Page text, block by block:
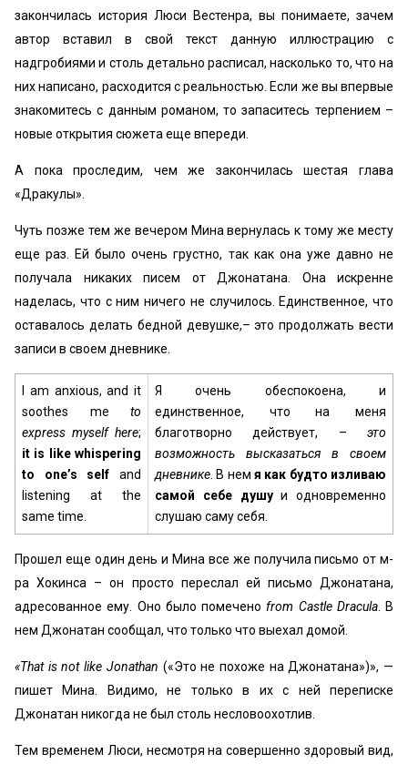
закончилась история Люси Вестенра, вы понимаете, зачем
автор вставил в свой текст данную иллюстрацию с
надгробиями и столь детально расписал, насколько то, что на
них написано, расходится с реальностью. Если же вы впервые
знакомитесь с данным романом, то запаситесь терпением –
новые открытия сюжета еще впереди.
А пока проследим, чем же закончилась шестая глава
«Дракулы».
Чуть позже тем же вечером Мина вернулась к тому же месту
еще раз. Ей было очень грустно, так как она уже давно не
получала никаких писем от Джонатана. Она искренне
наделась, что с ним ничего не случилось. Единственное, что
оставалось делать бедной девушке,– это продолжать вести
записи в своем дневнике.
I am anxious, and it
soothes me to
express myself here;
it is like whispering
to one’s self and
listening at the
same time.
Я очень обеспокоена, и
единственное, что на меня
благотворно действует, – это
возможность высказаться в своем
дневнике . В нем я как будто изливаю
самой себе душуи одновременно
слушаю саму себя.
Прошел еще один день и Мина все же получила письмо от м-
ра Хокинса – он просто переслал ей письмо Джонатана,
адресованное ему. Оно было помеченоfrom Castle Dracula. В
нем Джонатан сообщал, что только что выехал домой.
«That is not like Jonathan («Это не похоже на Джонатана»)», —
пишет Мина. Видимо, не только в их с ней переписке
Джонатан никогда не был столь несловоохотлив.
Тем временем Люси, несмотря на совершенно здоровый вид,